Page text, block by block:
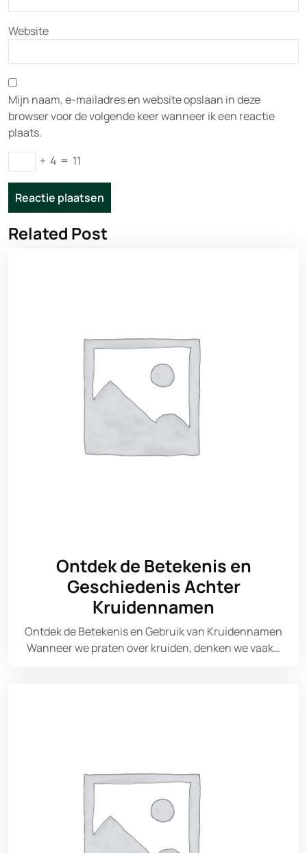
Website
Mijn naam, e-mailadres en website opslaan in deze
browser voor de volgende keer wanneer ik een reactie
plaats.
+ 4 = 11
Related Post
Ontdek de Betekenis en
Geschiedenis Achter
Kruidennamen
Ontdek de Betekenis en Gebruik van Kruidennamen
Wanneer we praten over kruiden, denken we vaak…